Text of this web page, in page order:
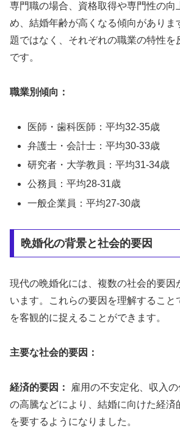
専門職の場合、資格取得や専門性の向
め、結婚年齢が高くなる傾向がありま
題ではなく、それぞれの職業の特性を
です。
職業別傾向：
医師・歯科医師：平均32-35歳
弁護士・会計士：平均30-33歳
研究者・大学教員：平均31-34歳
公務員：平均28-31歳
一般企業員：平均27-30歳
晩婚化の背景と社会的要因
現代の晩婚化には、複数の社会的要因
います。これらの要因を理解すること
を客観的に捉えることができます。
主要な社会的要因：
経済的要因：
雇用の不安定化、収入
の高騰などにより、結婚に向けた経済
を要するようになりました。